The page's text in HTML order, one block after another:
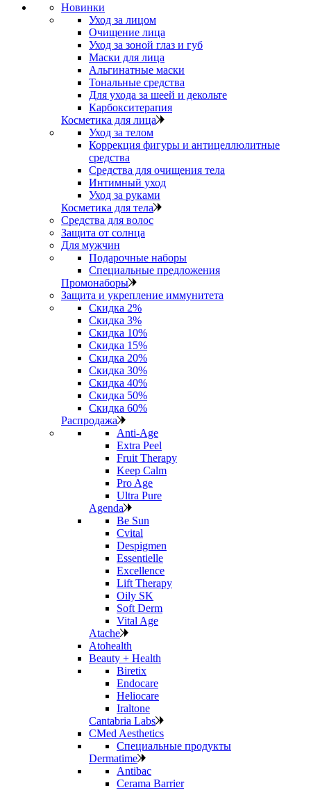
Новинки
Уход за лицом
Очищение лица
Уход за зоной глаз и губ
Маски для лица
Альгинатные маски
Тональные средства
Для ухода за шеей и декольте
Карбокситерапия
Косметика для лица
Уход за телом
Коррекция фигуры и антицеллюлитные
средства
Средства для очищения тела
Интимный уход
Уход за руками
Косметика для тела
Средства для волос
Защита от солнца
Для мужчин
Подарочные наборы
Специальные предложения
Промонаборы
Защита и укрепление иммунитета
Скидка 2%
Скидка 3%
Скидка 10%
Скидка 15%
Скидка 20%
Скидка 30%
Скидка 40%
Скидка 50%
Скидка 60%
Распродажа
Anti‑Age
Extra Peel
Fruit Therapy
Keep Calm
Pro Age
Ultra Pure
Agenda
Be Sun
Cvital
Despigmen
Essentielle
Excellence
Lift Therapy
Oily SK
Soft Derm
Vital Age
Atache
Atohealth
Beauty + Health
Biretix
Endocare
Heliocare
Iraltone
Cantabria Labs
CMed Aesthetics
Специальные продукты
Dermatime
Antibac
Cerama Barrier